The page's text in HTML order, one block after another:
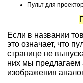
Пульт для
Если в названии
это означает, что
странице не
них мы предлагаем
изображения